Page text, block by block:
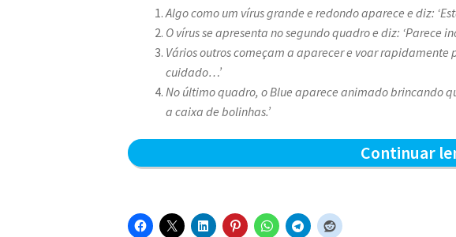
Algo como um vírus grande e redondo aparece e diz:
O vírus se apresenta no segundo quadro e diz: ‘Parece
Vários outros começam a aparecer e voar rapidamente
cuidado…’
No último quadro, o Blue aparece animado brincando
a caixa de bolinhas.’
Continuar